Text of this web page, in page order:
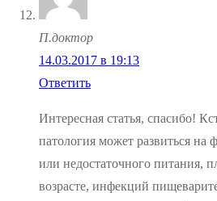
П.доктор
14.03.2017 в 19:13
Ответить
Интересная статья, спасибо!
патология может развиться на
или недостаточного питания,
возрасте, инфекций